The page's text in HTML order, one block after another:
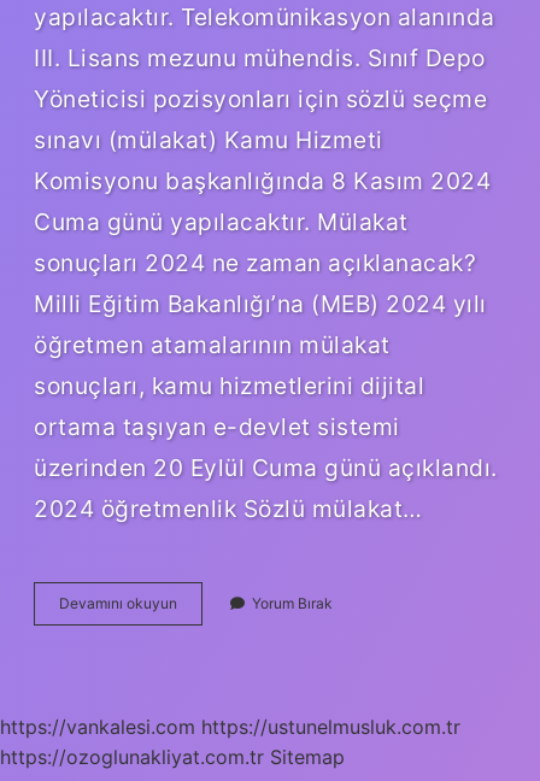
yapılacaktır. Telekomünikasyon alanında
III. Lisans mezunu mühendis. Sınıf Depo
Yöneticisi pozisyonları için sözlü seçme
sınavı (mülakat) Kamu Hizmeti
Komisyonu başkanlığında 8 Kasım 2024
Cuma günü yapılacaktır. Mülakat
sonuçları 2024 ne zaman açıklanacak?
Milli Eğitim Bakanlığı’na (MEB) 2024 yılı
öğretmen atamalarının mülakat
sonuçları, kamu hizmetlerini dijital
ortama taşıyan e-devlet sistemi
üzerinden 20 Eylül Cuma günü açıklandı.
2024 öğretmenlik Sözlü mülakat…
Devamını okuyun
Sözlü
Yorum Bırak
https://vankalesi.com https://ustunelmusluk.com.tr
https://ozoglunakliyat.com.tr Sitemap